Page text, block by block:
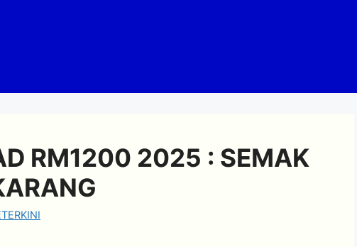
RM1200 2025 : SEMAK